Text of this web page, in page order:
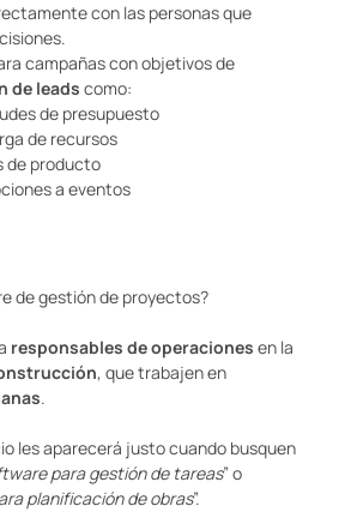
con las personas que
campañas con objetivos de
de leads como:
de presupuesto
de recursos
de producto
a eventos
de gestión de proyectos?
responsables de operaciones en la
, que trabajen en
.
les aparecerá justo cuando busquen
para gestión de tareas” o
planificación de obras”.